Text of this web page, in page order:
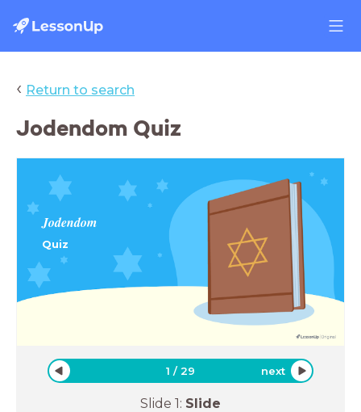
‹ Return to search
Jodendom Quiz
Jodendom
Quiz
1 /29 next
Slide 1: Slide